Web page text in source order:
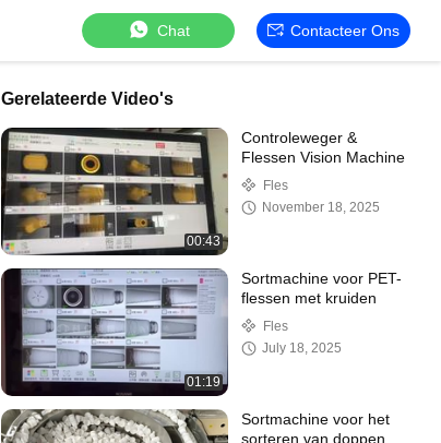
Chat Contacteer Ons
Gerelateerde Video's
00:43
Controleweger &
Flessen Vision Machine
Fles
November 18, 2025
01:19
Sortmachine voor PET-
flessen met kruiden
Fles
July 18, 2025
Sortmachine voor het
sorteren van doppen